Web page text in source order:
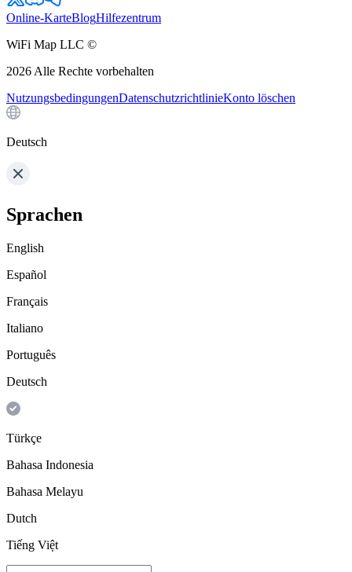
Online-KarteBlogHilfezentrum
WiFi Map LLC ©
2026 Alle Rechte vorbehalten
NutzungsbedingungenDatenschutzrichtlinieKonto löschen
Deutsch
Sprachen
English
Español
Français
Italiano
Português
Deutsch
Türkçe
Bahasa Indonesia
Bahasa Melayu
Dutch
Tiếng Việt